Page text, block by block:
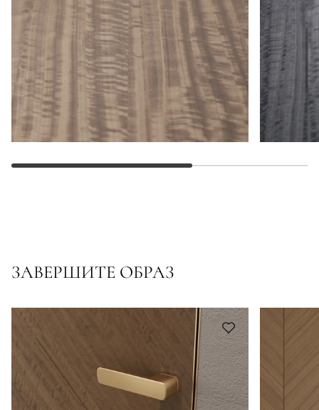
ЗАВЕРШИТЕ ОБРАЗ